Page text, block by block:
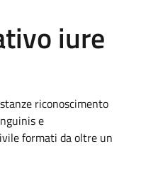
iure
riconoscimento
e
formati da oltre un